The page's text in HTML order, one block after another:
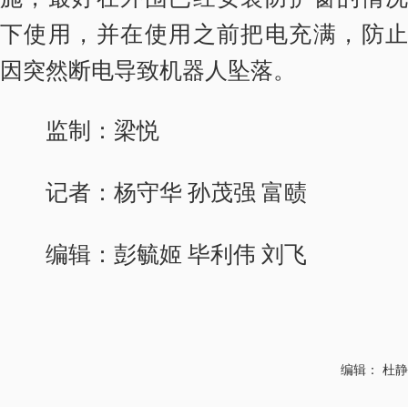
下使用，并在使用之前把电充满，防止
因突然断电导致机器人坠落。
监制：梁悦
记者：杨守华 孙茂强 富赜
编辑：彭毓姬 毕利伟 刘飞
编辑： 杜静